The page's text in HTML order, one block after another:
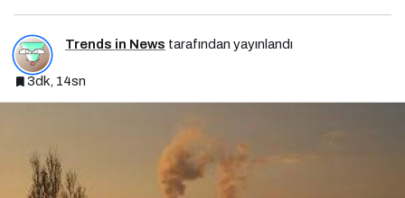
Trends in News tarafından yayınlandı
3dk, 14sn